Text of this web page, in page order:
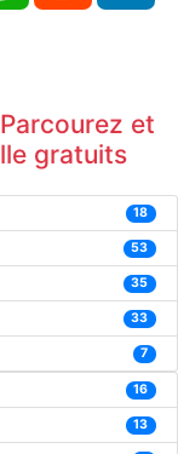
et
gratuits
18
53
35
33
7
16
13